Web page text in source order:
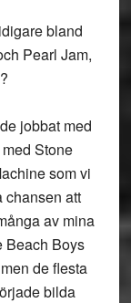
bland
Pearl Jam,
jobbat med
Stone
som vi
chansen att
av mina
Beach Boys
de flesta
bilda